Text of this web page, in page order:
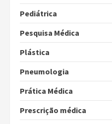
Pediátrica
Pesquisa Médica
Plástica
Pneumologia
Prática Médica
Prescrição médica